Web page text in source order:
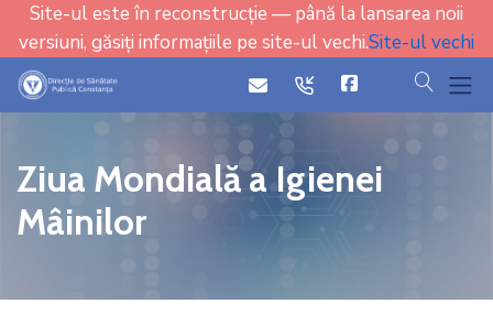
Site-ul este în reconstrucție — până la lansarea noii
versiuni, găsiți informațiile pe site-ul vechi.Site-ul vechi
iconicon cauta
Ziua Mondială a Igienei
Mâinilor